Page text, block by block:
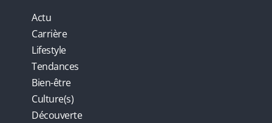
Actu
Carrière
Lifestyle
Tendances
Bien-être
Culture(s)
Découverte